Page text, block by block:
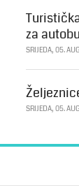
za
SRIJEDA, 05.
SRIJEDA, 05.